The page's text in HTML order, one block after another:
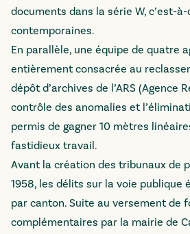
documents dans la série W, c’est-
contemporaines.
En parallèle, une équipe de quatre
entièrement consacrée au
dépôt d’archives de l’ARS (Agence
contrôle des anomalies et
permis de gagner 10 mètres
fastidieux travail.
Avant la création des tribunaux de
1958, les délits sur la voie publique
par canton. Suite au versement de
complémentaires par la mairie de